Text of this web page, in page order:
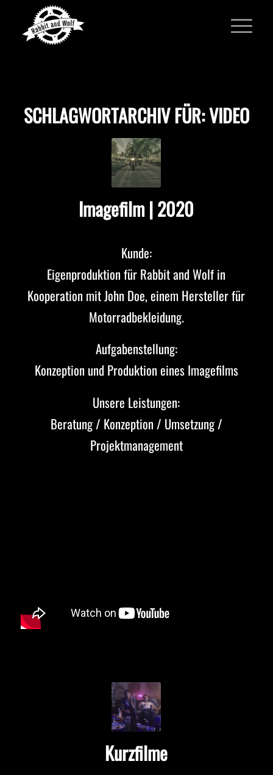
SCHLAGWORTARCHIV FÜR:VIDEO
Imagefilm | 2020
Kunde:
Eigenproduktion für Rabbit and Wolf in
Kooperation mit John Doe, einem Hersteller für
Motorradbekleidung.
Aufgabenstellung:
Konzeption und Produktion eines Imagefilms
Unsere Leistungen:
Beratung / Konzeption / Umsetzung /
Projektmanagement
Kurzfilme